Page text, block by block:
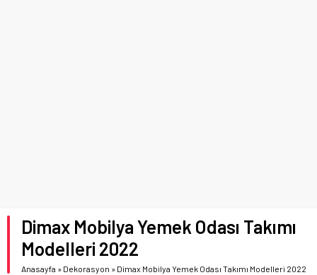
Dimax Mobilya Yemek Odası Takımı
Modelleri 2022
Anasayfa » Dekorasyon » Dimax Mobilya Yemek Odası Takımı Modelleri 2022